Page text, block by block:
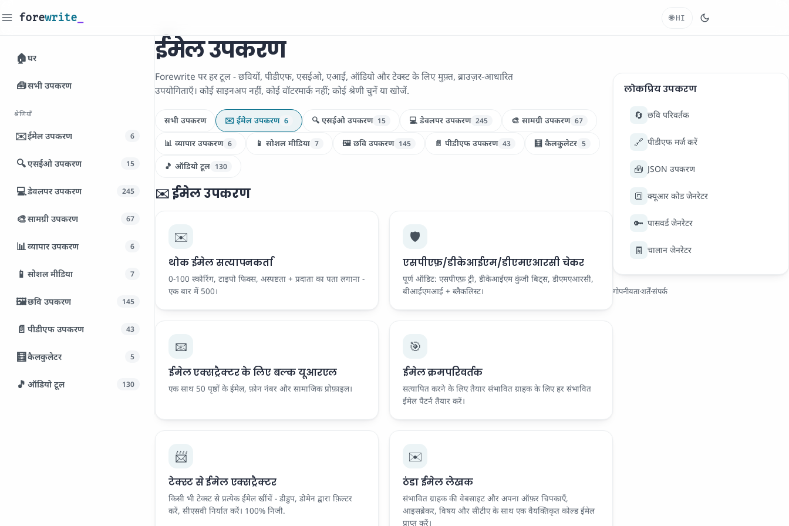
forewrite 🌐 HI
🏠घर
🧰सभी उपकरण
श्रेणियाँ
✉️ईमेल उपकरण 6
🔍एसईओ उपकरण 15
💻डेवलपर उपकरण 245
🎨सामग्री उपकरण 67
📊व्यापार उपकरण 6
📱 सोशल मीडिया 7
🖼️छवि उपकरण 145
📄 पीडीएफ उपकरण 43
🧮कैलकुलेटर 5
🎵 ऑडियो टूल 130
ईमेल उपकरण
Forewrite पर हर टूल - छवियों, पीडीएफ, एसईओ, एआई, ऑडियो और टेक्स्ट के लिए मुफ़्त, ब्राउज़र-आधारित
उपयोगिताएँ। कोई साइनअप नहीं, कोई वॉटरमार्क नहीं; कोई श्रेणी चुनें या खोजें.
सभी उपकरण ✉️ ईमेल उपकरण 6 🔍 एसईओ उपकरण 15 💻 डेवलपर उपकरण 245 🎨 सामग्री उपकरण 67
📊 व्यापार उपकरण 6 📱 सोशल मीडिया 7 🖼️ छवि उपकरण 145 📄 पीडीएफ उपकरण 43 🧮 कैलकुलेटर 5
🎵 ऑडियो टूल 130
✉️ ईमेल उपकरण
✉️
थोक ईमेल सत्यापनकर्ता
0-100 स्कोरिंग, टाइपो फिक्स, अस्पष्टता + प्रदाता का पता लगाना -
एक बार में 500।
🛡️
एसपीएफ़/डीकेआईएम/डीएमएआरसी चेकर
पूर्ण ऑडिट: एसपीएफ़ ट्री, डीकेआईएम कुंजी बिट्स, डीएमएआरसी,
बीआईएमआई + ब्लैकलिस्ट।
📧
ईमेल एक्सट्रैक्टर के लिए बल्क यूआरएल
एक साथ 50 पृष्ठों के ईमेल, फ़ोन नंबर और सामाजिक प्रोफ़ाइल।
🎯
ईमेल क्रमपरिवर्तक
सत्यापित करने के लिए तैयार संभावित ग्राहक के लिए हर संभावित
ईमेल पैटर्न तैयार करें।
📨
टेक्स्ट से ईमेल एक्सट्रैक्टर
किसी भी टेक्स्ट से प्रत्येक ईमेल खींचें - डीडुप, डोमेन द्वारा फ़िल्टर
करें, सीएसवी निर्यात करें। 100% निजी.
✉️
ठंडा ईमेल लेखक
संभावित ग्राहक की वेबसाइट और अपना ऑफ़र चिपकाएँ,
आइसब्रेकर, विषय और सीटीए के साथ एक वैयक्तिकृत कोल्ड ईमेल
प्राप्त करें।
लोकप्रिय उपकरण
🔄 छवि परिवर्तक
🔗 पीडीएफ मर्ज करें
🧰 JSON उपकरण
🔳 क्यूआर कोड जेनरेटर
🔑 पासवर्ड जेनरेटर
🧾 चालान जेनरेटर
गोपनीयता·शर्तें·संपर्क